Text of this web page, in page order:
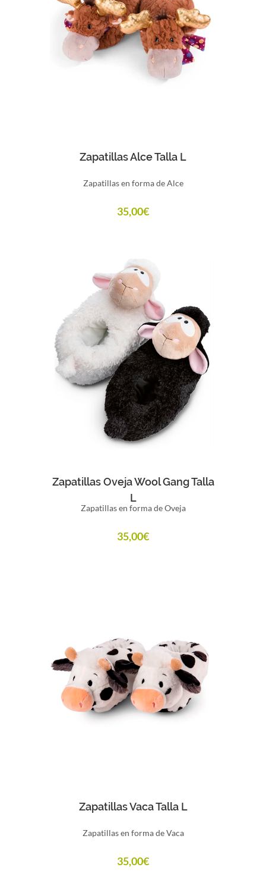
Comprar
Zapatillas Alce Talla L
Zapatillas en forma de Alce
35,00€
Comprar
Zapatillas Oveja Wool Gang Talla
L
Zapatillas en forma de Oveja
35,00€
Comprar
Zapatillas Vaca Talla L
Zapatillas en forma de Vaca
35,00€